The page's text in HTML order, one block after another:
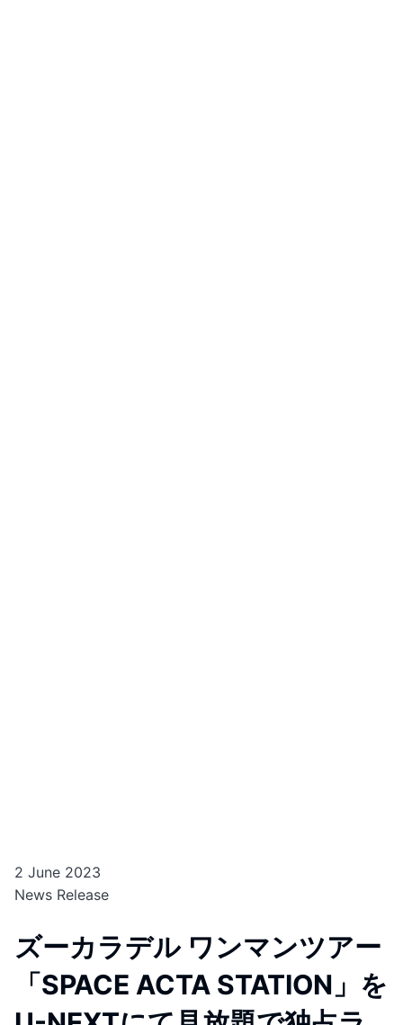
2 June 2023
News Release
ズーカラデル ワンマンツアー
「SPACE ACTA STATION」を